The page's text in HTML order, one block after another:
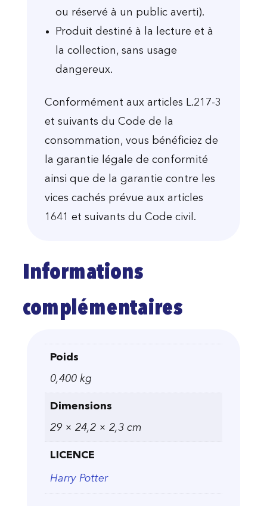
ou réservé à un public averti).
Produit destiné à la lecture et à
la collection, sans usage
dangereux.
Conformément aux articles L.217-3
et suivants du Code de la
consommation, vous bénéficiez de
la garantie légale de conformité
ainsi que de la garantie contre les
vices cachés prévue aux articles
1641 et suivants du Code civil.
Informations
complémentaires
Poids
0,400 kg
Dimensions
29 × 24,2 × 2,3 cm
LICENCE
Harry Potter